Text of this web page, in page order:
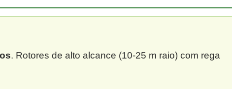
. Rotores de alto alcance (10-25 m raio) com rega